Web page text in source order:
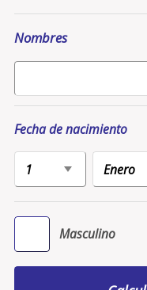
Nombres
Fecha de nacimiento
Masculino